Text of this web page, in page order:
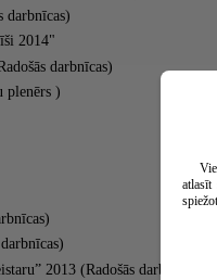
darbnīcas)
2014"
darbnīcas)
plenērs )
2013 (Radošās darbnīcas)
atlasīt